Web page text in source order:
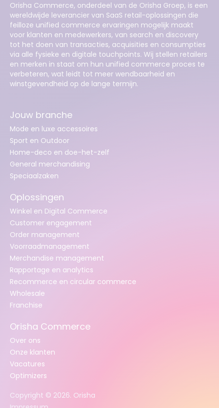
Orisha Commerce, onderdeel van de Orisha Groep, is een
wereldwijde leverancier van SaaS retail-oplossingen die
feilloze unified commerce ervaringen mogelijk maakt
voor klanten en medewerkers, van search en discovery
tot het doen van transacties, acquisities en consumpties
via alle fysieke en digitale touchpoints. Wij stellen retailers
en merken in staat om hun unified commerce proces te
verbeteren, wat leidt tot meer wendbaarheid en
winstgevendheid op de lange termijn.
Jouw branche
Mode en luxe accessoires
Sport en Outdoor
Home-deco en doe-het-zelf
General merchandising
Speciaalzaken
Oplossingen
Winkel en Digital Commerce
Customer engagement
Order management
Voorraadmanagement
Merchandise management
Rapportage en analytics
Recommerce en circular commerce
Wholesale
Franchise
Orisha Commerce
Over ons
Onze klanten
Vacatures
Optimizers
Copyright © 2026. Orisha